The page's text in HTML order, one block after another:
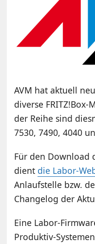
AVM hat aktuell
diverse
der Reihe sind
7530, 7490, 4040
Für den Download
dient die Labor-
Anlaufstelle bzw.
Changelog der
Eine Labor-
Produktiv-